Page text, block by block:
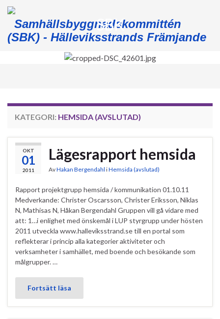
Samhällsbyggnadskommittén
(SBK) - Hälleviksstrands Främjande
SBK
KATEGORI: HEMSIDA (AVSLUTAD)
OKT
01
2011
Lägesrapport hemsida
AvHakan Bergendahl iHemsida (avslutad)
Rapport projektgrupp hemsida / kommunikation 01.10.11
Medverkande: Christer Oscarsson, Christer Eriksson, Niklas
N, Mathisas N, Håkan Bergendahl Gruppen vill gå vidare med
att: 1…i enlighet med önskemål i LUP styrgrupp under hösten
2011 utveckla www.halleviksstrand.se till en portal som
reflekterar i princip alla kategorier aktiviteter och
verksamheter i samhället, med boende och besökande som
målgrupper. …
Fortsätt läsa